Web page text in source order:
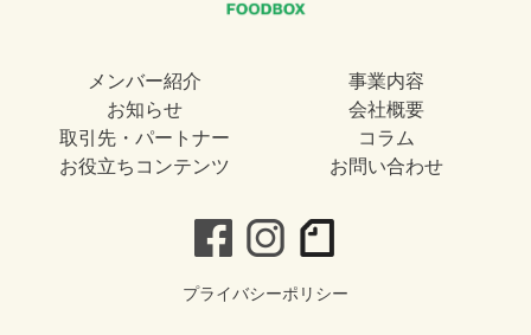
メンバー紹介
事業内容
お知らせ
会社概要
取引先・パートナー
コラム
お役立ちコンテンツ
お問い合わせ
プライバシーポリシー